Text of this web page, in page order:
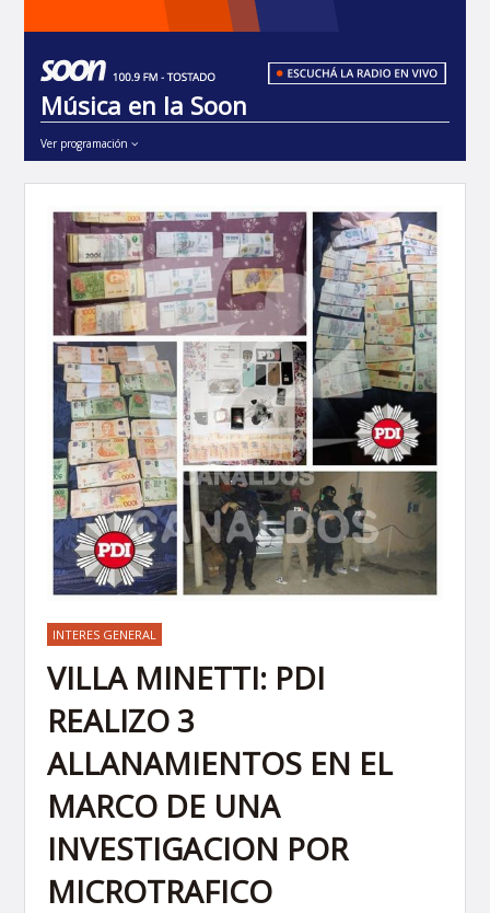
Música en la Soon
Ver programación
INTERES GENERAL
VILLA MINETTI: PDI
REALIZO 3
ALLANAMIENTOS EN EL
MARCO DE UNA
INVESTIGACION POR
MICROTRAFICO